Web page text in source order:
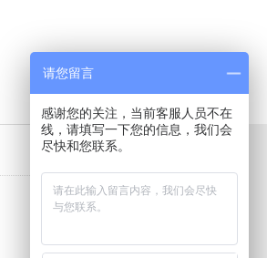
请您留言
感谢您的关注，当前客服人员不在
线，请填写一下您的信息，我们会
尽快和您联系。